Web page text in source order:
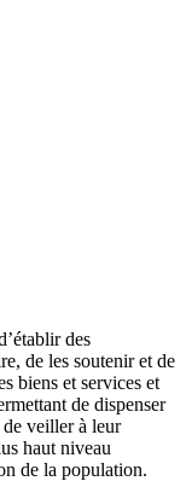
des
de les soutenir et de
biens et services et
de dispenser
de veiller à leur
haut niveau
de la population.